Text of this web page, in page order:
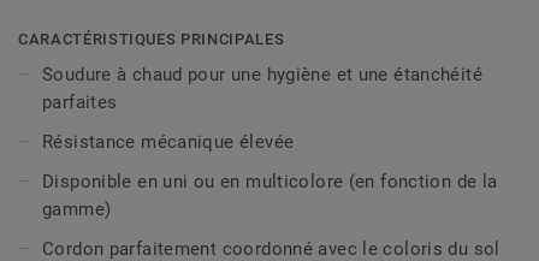
CARACTÉRISTIQUES PRINCIPALES
Soudure à chaud pour une hygiène et une étanchéité
parfaites
Résistance mécanique élevée
Disponible en uni ou en multicolore (en fonction de la
gamme)
Cordon parfaitement coordonné avec le coloris du sol